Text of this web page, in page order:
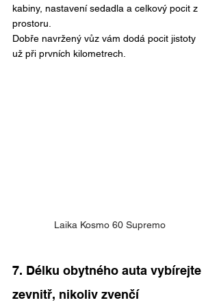
kabiny, nastavení sedadla a celkový pocit z
prostoru.
Dobře navržený vůz vám dodá pocit jistoty
už při prvních kilometrech.
Laika Kosmo 60 Supremo
7. Délku obytného auta vybírejte
zevnitř, nikoliv zvenčí